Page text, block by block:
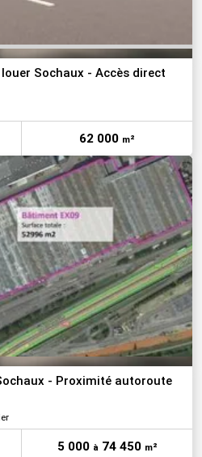
Sochaux - Accès direct
62 000 m²
- Proximité autoroute
5 000 à74 450 m²